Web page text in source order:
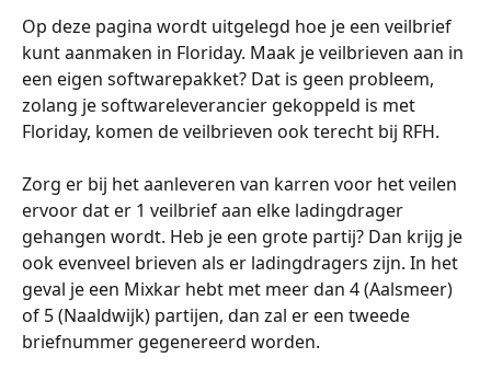
Op deze pagina wordt uitgelegd hoe je een veilbrief
kunt aanmaken in Floriday. Maak je veilbrieven aan in
een eigen softwarepakket? Dat is geen probleem,
zolang je softwareleverancier gekoppeld is met
Floriday, komen de veilbrieven ook terecht bij RFH.
Zorg er bij het aanleveren van karren voor het veilen
ervoor dat er 1 veilbrief aan elke ladingdrager
gehangen wordt. Heb je een grote partij? Dan krijg je
ook evenveel brieven als er ladingdragers zijn. In het
geval je een Mixkar hebt met meer dan 4 (Aalsmeer)
of 5 (Naaldwijk) partijen, dan zal er een tweede
briefnummer gegenereerd worden.